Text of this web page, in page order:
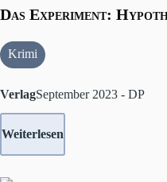
Das Experiment:
Krimi
VerlagSeptember 2023 - DP
Weiterlesen